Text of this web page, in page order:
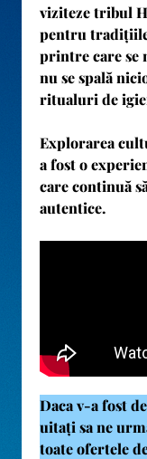
viziteze tribul
pentru
printre care se
nu se spală
ritualuri de
Explorarea
a fost o
care continuă
autentice.
Daca v-a fost
uitați sa ne
toate ofertele